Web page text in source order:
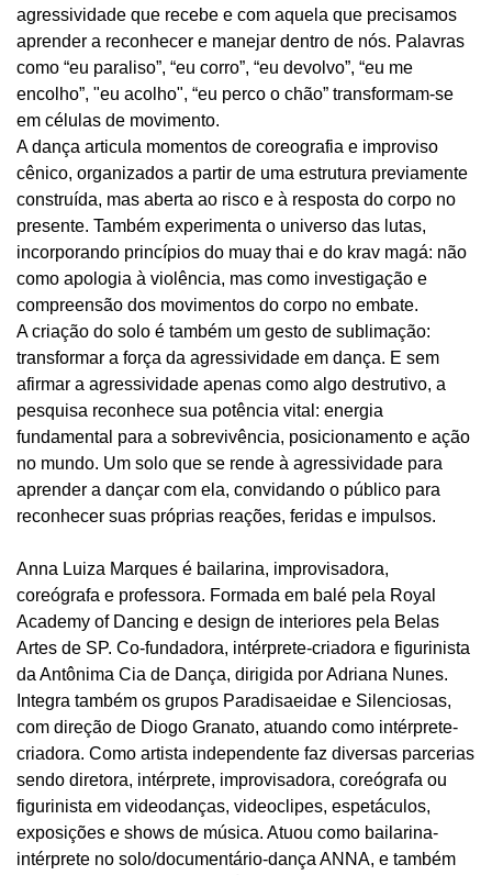
agressividade que recebe e com aquela que precisamos
aprender a reconhecer e manejar dentro de nós. Palavras
como “eu paraliso”, “eu corro”, “eu devolvo”, “eu me
encolho”, "eu acolho", “eu perco o chão” transformam-se
em células de movimento.
A dança articula momentos de coreografia e improviso
cênico, organizados a partir de uma estrutura previamente
construída, mas aberta ao risco e à resposta do corpo no
presente. Também experimenta o universo das lutas,
incorporando princípios do muay thai e do krav magá: não
como apologia à violência, mas como investigação e
compreensão dos movimentos do corpo no embate.
A criação do solo é também um gesto de sublimação:
transformar a força da agressividade em dança. E sem
afirmar a agressividade apenas como algo destrutivo, a
pesquisa reconhece sua potência vital: energia
fundamental para a sobrevivência, posicionamento e ação
no mundo. Um solo que se rende à agressividade para
aprender a dançar com ela, convidando o público para
reconhecer suas próprias reações, feridas e impulsos.
Anna Luiza Marques é bailarina, improvisadora,
coreógrafa e professora. Formada em balé pela Royal
Academy of Dancing e design de interiores pela Belas
Artes de SP. Co-fundadora, intérprete-criadora e figurinista
da Antônima Cia de Dança, dirigida por Adriana Nunes.
Integra também os grupos Paradisaeidae e Silenciosas,
com direção de Diogo Granato, atuando como intérprete-
criadora. Como artista independente faz diversas parcerias
sendo diretora, intérprete, improvisadora, coreógrafa ou
figurinista em videodanças, videoclipes, espetáculos,
exposições e shows de música. Atuou como bailarina-
intérprete no solo/documentário-dança ANNA, e também